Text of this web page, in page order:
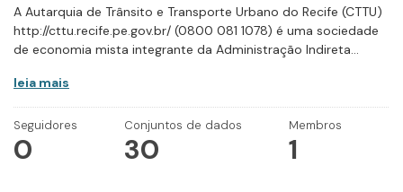
A Autarquia de Trânsito e Transporte Urbano do Recife (CTTU)
http://cttu.recife.pe.gov.br/ (0800 081 1078) é uma sociedade
de economia mista integrante da Administração Indireta...
leia mais
Seguidores
0
Conjuntos de dados
30
Membros
1